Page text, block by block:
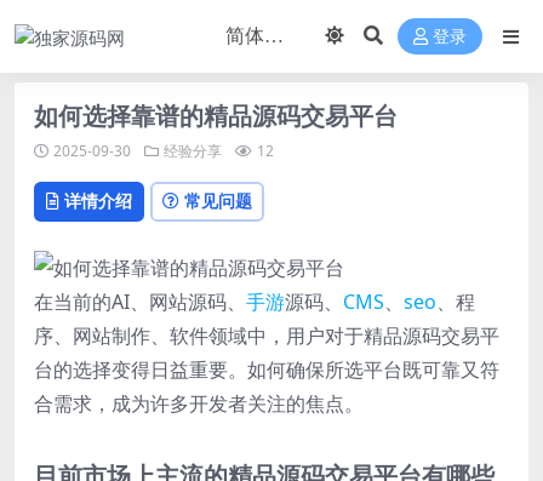
登录
如何选择靠谱的精品源码交易平台
2025-09-30 经验分享 12
详情介绍 常见问题
在当前的AI、网站源码、 手游源码、 CMS、 seo、程
序、网站制作、软件领域中，用户对于精品源码交易平
台的选择变得日益重要。如何确保所选平台既可靠又符
合需求，成为许多开发者关注的焦点。